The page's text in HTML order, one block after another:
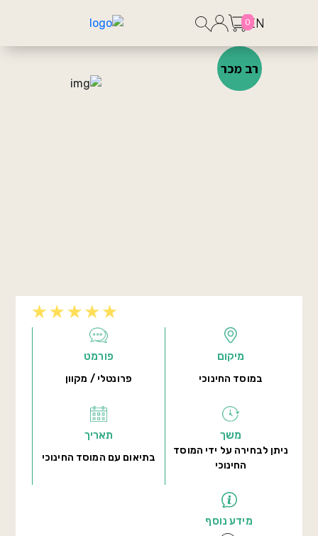
EN
0
רב מכר
מיקום
במוסד החינוכי
פורמט
פרונטלי / מקוון
משך
ניתן לבחירה על ידי המוסד
החינוכי
תאריך
בתיאום עם המוסד החינוכי
מידע נוסף